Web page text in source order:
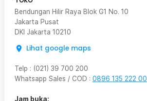
Bendungan Hilir Raya Blok G1 No. 10
Jakarta Pusat
DKI Jakarta 10210
Lihat google maps
Telp : (021) 39 700 200
Whatsapp Sales / COD : 0896 135 222 00
Jam buka: